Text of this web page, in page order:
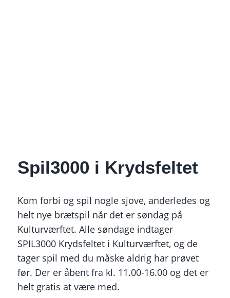
Spil3000 i Krydsfeltet
Kom forbi og spil nogle sjove, anderledes og
helt nye brætspil når det er søndag på
Kulturværftet. Alle søndage indtager
SPIL3000 Krydsfeltet i Kulturværftet, og de
tager spil med du måske aldrig har prøvet
før. Der er åbent fra kl. 11.00-16.00 og det er
helt gratis at være med.